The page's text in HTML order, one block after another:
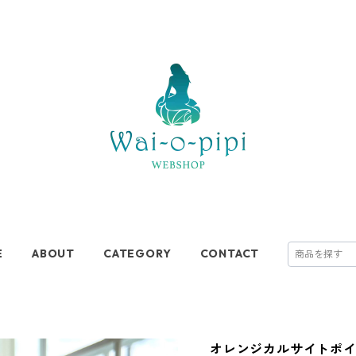
ABOUT CATEGORY CONTACT
オレンジカルサイトポ